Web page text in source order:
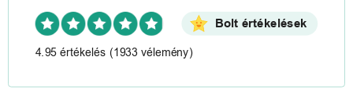
Bolt értékelések
4.95 értékelés (1933 vélemény)